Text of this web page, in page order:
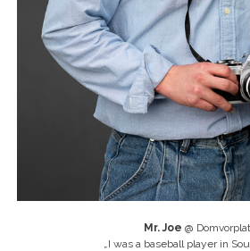
Mr. Joe @
I was a baseball player in